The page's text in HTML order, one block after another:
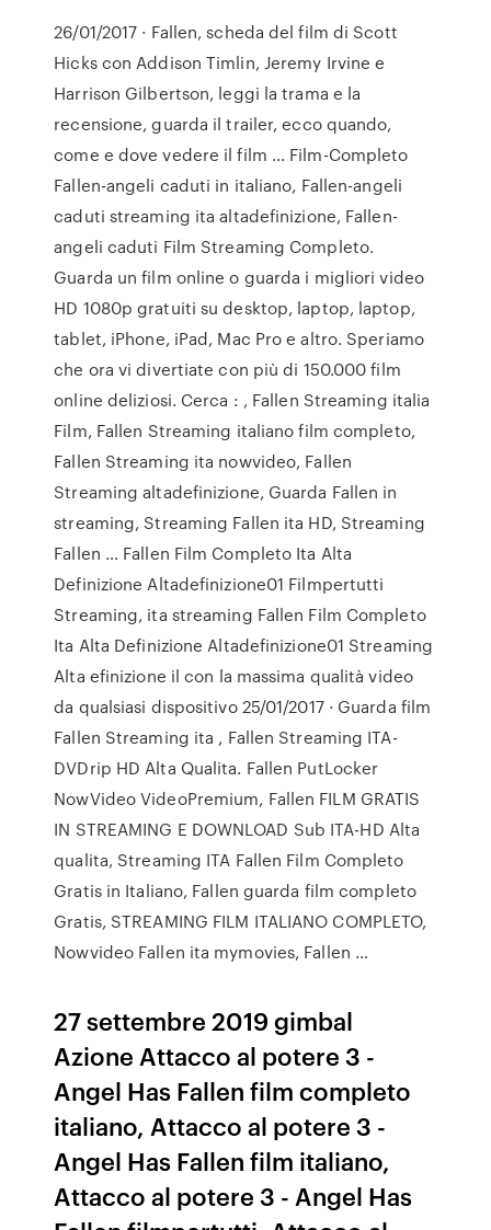
26/01/2017 · Fallen, scheda del film di Scott
Hicks con Addison Timlin, Jeremy Irvine e
Harrison Gilbertson, leggi la trama e la
recensione, guarda il trailer, ecco quando,
come e dove vedere il film … Film-Completo
Fallen-angeli caduti in italiano, Fallen-angeli
caduti streaming ita altadefinizione, Fallen-
angeli caduti Film Streaming Completo.
Guarda un film online o guarda i migliori video
HD 1080p gratuiti su desktop, laptop, laptop,
tablet, iPhone, iPad, Mac Pro e altro. Speriamo
che ora vi divertiate con più di 150.000 film
online deliziosi. Cerca : , Fallen Streaming italia
Film, Fallen Streaming italiano film completo,
Fallen Streaming ita nowvideo, Fallen
Streaming altadefinizione, Guarda Fallen in
streaming, Streaming Fallen ita HD, Streaming
Fallen … Fallen Film Completo Ita Alta
Definizione Altadefinizione01 Filmpertutti
Streaming, ita streaming Fallen Film Completo
Ita Alta Definizione Altadefinizione01 Streaming
Alta efinizione il con la massima qualità video
da qualsiasi dispositivo 25/01/2017 · Guarda film
Fallen Streaming ita , Fallen Streaming ITA-
DVDrip HD Alta Qualita. Fallen PutLocker
NowVideo VideoPremium, Fallen FILM GRATIS
IN STREAMING E DOWNLOAD Sub ITA-HD Alta
qualita, Streaming ITA Fallen Film Completo
Gratis in Italiano, Fallen guarda film completo
Gratis, STREAMING FILM ITALIANO COMPLETO,
Nowvideo Fallen ita mymovies, Fallen …
27 settembre 2019 gimbal
Azione Attacco al potere 3 -
Angel Has Fallen film completo
italiano, Attacco al potere 3 -
Angel Has Fallen film italiano,
Attacco al potere 3 - Angel Has